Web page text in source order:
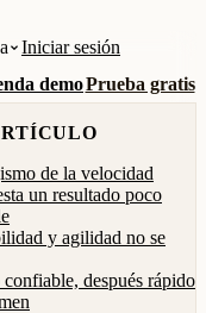
Iniciar sesión
demoPrueba gratis
de la velocidad
un resultado poco
y agilidad no se
después rápido